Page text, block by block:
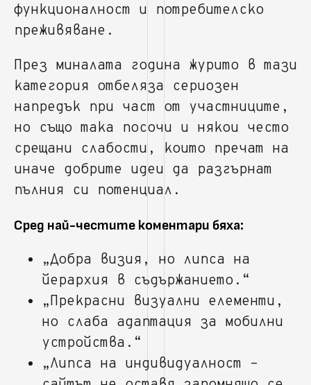
функционалност и потребителско
преживяване.
През миналата година журито в тази
категория отбеляза сериозен
напредък при част от участниците,
но също така посочи и някои често
срещани слабости, които пречат на
иначе добрите идеи да разгърнат
пълния си потенциал.
Сред най-честите коментари бяха:
„Добра визия, но липса на
йерархия в съдържанието.“
„Прекрасни визуални елементи,
но слаба адаптация за мобилни
устройства.“
„Липса на индивидуалност –